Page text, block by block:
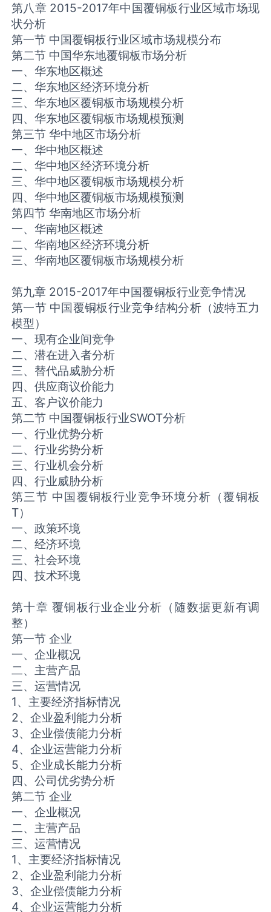
第八章 2015-2017年中国覆铜板行业区域市场现
状分析
第一节 中国覆铜板行业区域市场规模分布
第二节 中国华东地覆铜板市场分析
一、华东地区概述
二、华东地区经济环境分析
三、华东地区覆铜板市场规模分析
四、华东地区覆铜板市场规模预测
第三节 华中地区市场分析
一、华中地区概述
二、华中地区经济环境分析
三、华中地区覆铜板市场规模分析
四、华中地区覆铜板市场规模预测
第四节 华南地区市场分析
一、华南地区概述
二、华南地区经济环境分析
三、华南地区覆铜板市场规模分析
第九章 2015-2017年中国覆铜板行业竞争情况
第一节 中国覆铜板行业竞争结构分析（波特五力
模型）
一、现有企业间竞争
二、潜在进入者分析
三、替代品威胁分析
四、供应商议价能力
五、客户议价能力
第二节 中国覆铜板行业SWOT分析
一、行业优势分析
二、行业劣势分析
三、行业机会分析
四、行业威胁分析
第三节 中国覆铜板行业竞争环境分析（覆铜板
T）
一、政策环境
二、经济环境
三、社会环境
四、技术环境
第十章 覆铜板行业企业分析（随数据更新有调
整）
第一节 企业
一、企业概况
二、主营产品
三、运营情况
1、主要经济指标情况
2、企业盈利能力分析
3、企业偿债能力分析
4、企业运营能力分析
5、企业成长能力分析
四、公司优劣势分析
第二节 企业
一、企业概况
二、主营产品
三、运营情况
1、主要经济指标情况
2、企业盈利能力分析
3、企业偿债能力分析
4、企业运营能力分析